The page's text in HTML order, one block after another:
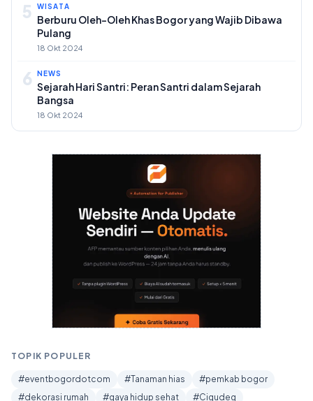
5 WISATA
Berburu Oleh-Oleh Khas Bogor yang Wajib Dibawa
Pulang
18 Okt 2024
6 NEWS
Sejarah Hari Santri: Peran Santri dalam Sejarah
Bangsa
18 Okt 2024
TOPIK POPULER
#eventbogordotcom #Tanaman hias
#pemkab bogor
#dekorasi rumah
#gaya hidup sehat
#Cigudeg